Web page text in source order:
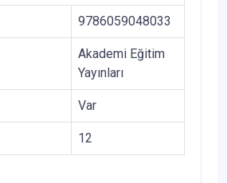
9786059048033
Akademi Eğitim
Yayınları
Var
12